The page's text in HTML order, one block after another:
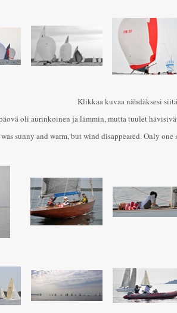
Klikkaa kuvaa nähdäksesi
oli aurinkoinen ja lämmin, mutta tuulet
sunny and warm, but wind disappeared. Only one